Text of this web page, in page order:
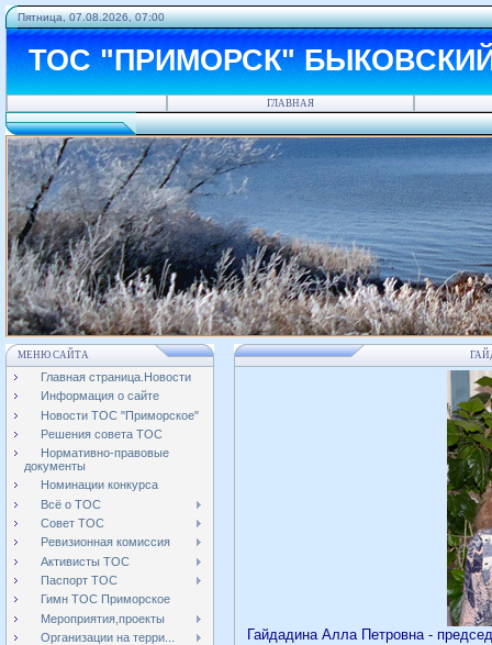
Пятница, 07.08.2026, 07:00
ТОС "ПРИМОРСК"
ГЛАВНАЯ
МЕНЮ САЙТА
Главная страница.Новости
Информация о сайте
Новости ТОС "Приморское"
Решения совета ТОС
Нормативно-правовые
документы
Номинации конкурса
Всё о ТОС
Совет ТОС
Ревизионная комиссия
Активисты ТОС
Паспорт ТОС
Гимн ТОС Приморское
Мероприятия,проекты
Организации на терри...
Гайдадина Алла Петровна -